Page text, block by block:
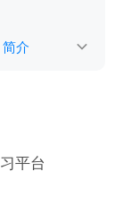
简介
平台